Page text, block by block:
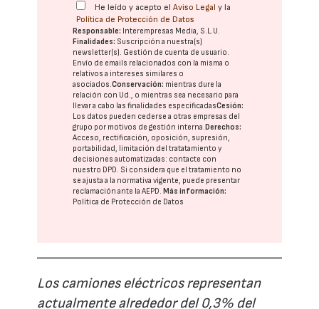
He leído y acepto elAviso Legal y la
Política de Protección de Datos
Responsable: Interempresas Media, S.L.U.
Finalidades: Suscripción a nuestra(s)
newsletter(s). Gestión de cuenta de usuario.
Envío de emails relacionados con la misma o
relativos a intereses similares o
asociados.Conservación: mientras dure la
relación con Ud., o mientras sea necesario para
llevar a cabo las finalidades especificadasCesión:
Los datos pueden cederse a otras empresas del
grupo por motivos de gestión interna. Derechos:
Acceso, rectificación, oposición, supresión,
portabilidad, limitación del tratatamiento y
decisiones automatizadas: contacte con
nuestro DPD. Si considera que el tratamiento no
se ajusta a la normativa vigente, puede presentar
reclamación ante laAEPD. Más información:
Política de Protección de Datos
Los camiones eléctricos representan
actualmente alrededor del 0,3% del